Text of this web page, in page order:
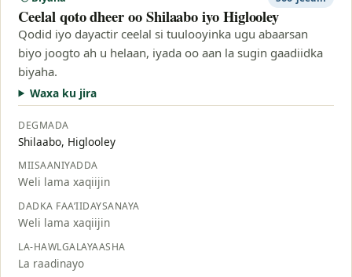
Ceelal qoto dheer oo Shilaabo iyo Higlooley
Qodid iyo dayactir ceelal si tuulooyinka ugu abaarsan
biyo joogto ah u helaan, iyada oo aan la sugin gaadiidka
biyaha.
Waxa ku jira
DEGMADA
Shilaabo, Higlooley
MIISAANIYADDA
Weli lama xaqiijin
DADKA FAA’IIDAYSANAYA
Weli lama xaqiijin
LA-HAWLGALAYAASHA
La raadinayo